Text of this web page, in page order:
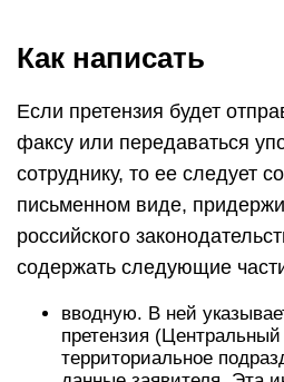
Как написать
Если претензия будет
факсу или передаваться
сотруднику, то ее следует
письменном виде,
российского
содержать следующие
вводную. В ней
претензия
территориальное